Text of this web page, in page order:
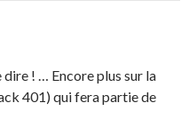
! … Encore plus sur la
401) qui fera partie de